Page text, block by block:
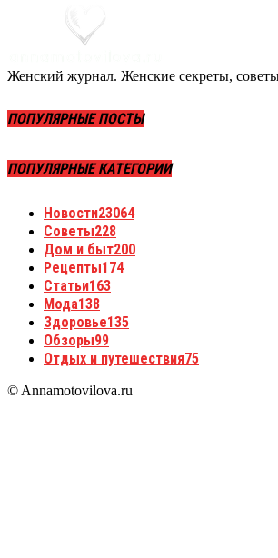
Женский журнал. Женские секреты,
ПОПУЛЯРНЫЕ ПОСТЫ
ПОПУЛЯРНЫЕ КАТЕГОРИИ
Новости23064
Советы228
Дом и быт200
Рецепты174
Статьи163
Мода138
Здоровье135
Обзоры99
Отдых и путешествия75
© Annamotovilova.ru